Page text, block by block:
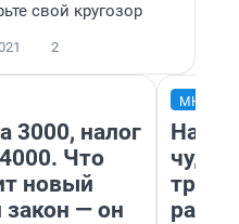
свой кругозор
2
3000, налог
Что
новый
— он